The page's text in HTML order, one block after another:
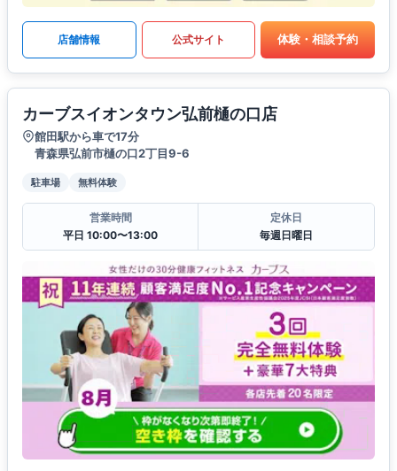
店舗情報 公式サイト 体験・相談予約
カーブスイオンタウン弘前樋の口店
館田駅から車で17分
青森県弘前市樋の口2丁目9-6
駐車場 無料体験
営業時間
平日 10:00〜13:00
定休日
毎週日曜日